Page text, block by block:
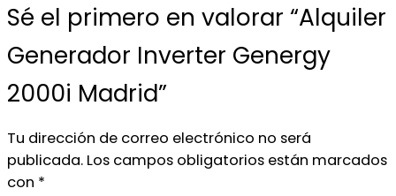
Sé el primero en valorar “Alquiler
Generador Inverter Genergy
2000i Madrid”
Tu dirección de correo electrónico no será
publicada. Los campos obligatorios están marcados
con *